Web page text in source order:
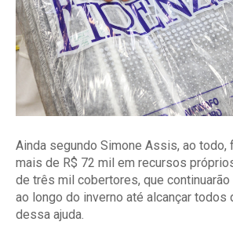
Ainda segundo Simone Assis, ao
mais de R$ 72 mil em recursos
de três mil cobertores, que
ao longo do inverno até alcançar todos
dessa ajuda.